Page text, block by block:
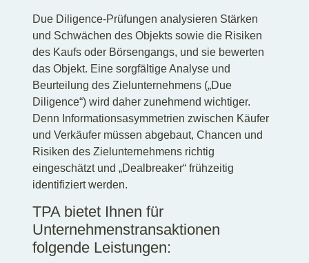
Due Diligence-Prüfungen analysieren Stärken
und Schwächen des Objekts sowie die Risiken
des Kaufs oder Börsengangs, und sie bewerten
das Objekt. Eine sorgfältige Analyse und
Beurteilung des Zielunternehmens („Due
Diligence“) wird daher zunehmend wichtiger.
Denn Informationsasymmetrien zwischen Käufer
und Verkäufer müssen abgebaut, Chancen und
Risiken des Zielunternehmens richtig
eingeschätzt und „Dealbreaker“ frühzeitig
identifiziert werden.
TPA bietet Ihnen für
Unternehmenstransaktionen
folgende Leistungen: